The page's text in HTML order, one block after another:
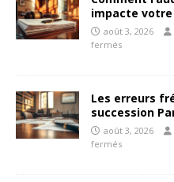
impacte
août 3, 2026
fermés
Les erreurs
succession
août 3, 2026
fermés